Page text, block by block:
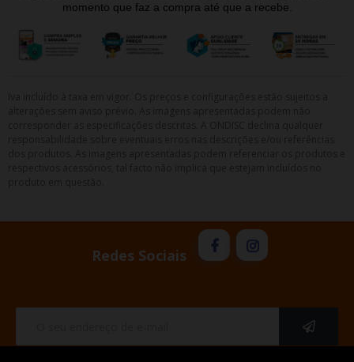
momento que faz a compra até que a recebe.
Redes Sociais